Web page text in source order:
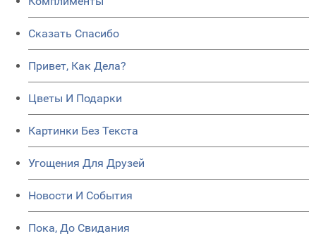
Сказать Спасибо
Привет, Как Дела?
Цветы И Подарки
Картинки Без Текста
Угощения Для Друзей
Новости И События
Пока, До Свидания